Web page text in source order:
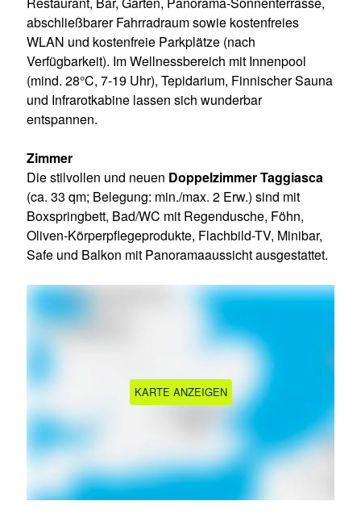
abschließbarer Fahrradraum sowie kostenfreies
WLAN und kostenfreie Parkplätze (nach
Verfügbarkeit). Im Wellnessbereich mit Innenpool
(mind. 28°C, 7-19 Uhr), Tepidarium, Finnischer Sauna
und Infrarotkabine lassen sich wunderbar
entspannen.
Zimmer
Die stilvollen und neuen Doppelzimmer Taggiasca
(ca. 33 qm; Belegung: min./max. 2 Erw.) sind mit
Boxspringbett, Bad/WC mit Regendusche, Föhn,
Oliven-Körperpflegeprodukte, Flachbild-TV, Minibar,
Safe und Balkon mit Panoramaaussicht ausgestattet.
KARTE ANZEIGEN